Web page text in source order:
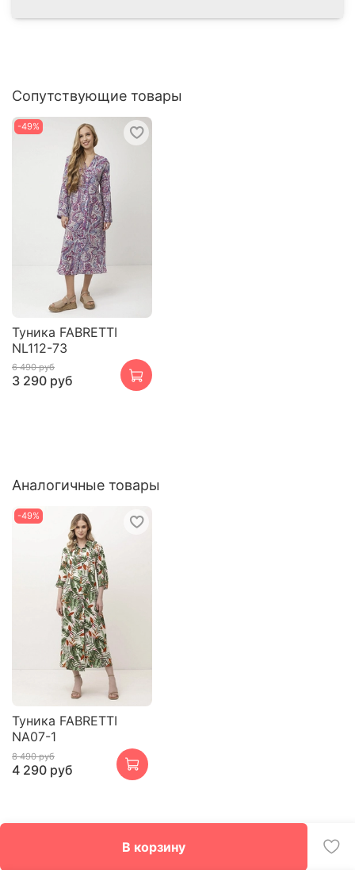
В корзину
Сопутствующие товары
-49%
Туника FABRETTI
NL112-73
6 490 руб
3 290 руб
Аналогичные товары
-49%
Туника FABRETTI
NA07-1
8 490 руб
4 290 руб